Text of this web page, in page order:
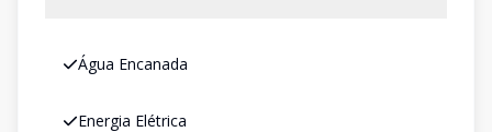
Água Encanada
Energia Elétrica